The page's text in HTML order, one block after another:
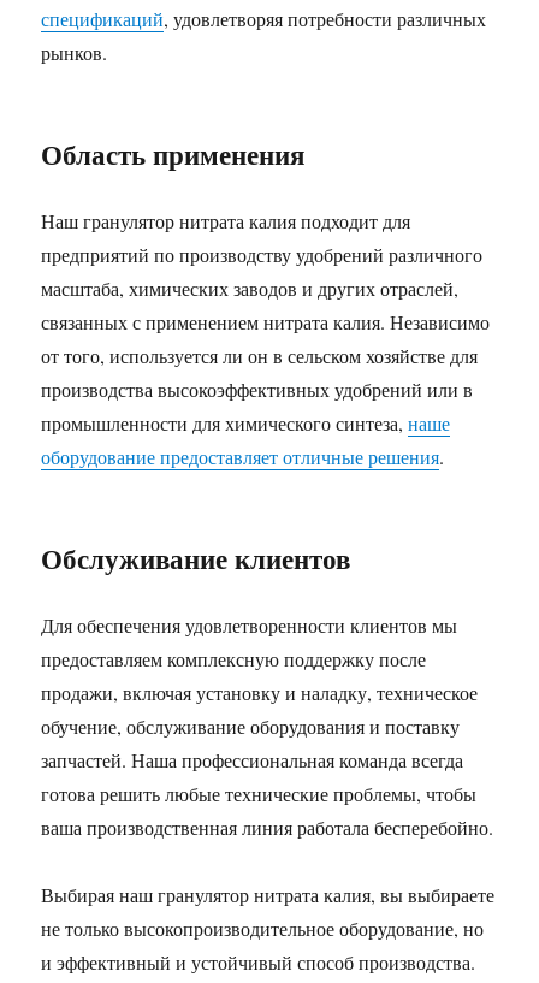
спецификаций, удовлетворяя потребности различных
рынков.
Область применения
Наш гранулятор нитрата калия подходит для
предприятий по производству удобрений различного
масштаба, химических заводов и других отраслей,
связанных с применением нитрата калия. Независимо
от того, используется ли он в сельском хозяйстве для
производства высокоэффективных удобрений или в
промышленности для химического синтеза,наше
оборудование предоставляет отличные решения.
Обслуживание клиентов
Для обеспечения удовлетворенности клиентов мы
предоставляем комплексную поддержку после
продажи, включая установку и наладку, техническое
обучение, обслуживание оборудования и поставку
запчастей. Наша профессиональная команда всегда
готова решить любые технические проблемы, чтобы
ваша производственная линия работала бесперебойно.
Выбирая наш гранулятор нитрата калия, вы выбираете
не только высокопроизводительное оборудование, но
и эффективный и устойчивый способ производства.